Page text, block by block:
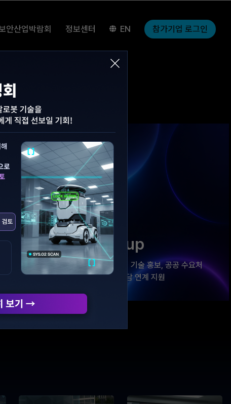
안산업박람회 정보센터 EN 참가기업 로그인
Startup
범죄 대응 등
보안 기술
로 공공기관과
털 범죄 대응
AI Startup
유망 AI 스타트업의 기술 홍보, 공공 수요처
발굴, 투자·구매 상담 연계 지원
AI 기반 스타트업이 공공 치안 시장과 보안·안전
산업 분야로 진입할 수 있는 실질적인 비즈니스